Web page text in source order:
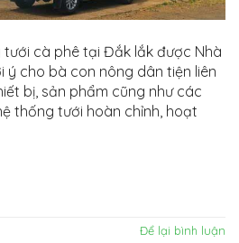
tưới cà phê tại Đắk lắk được Nhà
ý cho bà con nông dân tiện liên
bị, sản phẩm cũng như các
thống tưới hoàn chỉnh, hoạt
Để lại bình luận